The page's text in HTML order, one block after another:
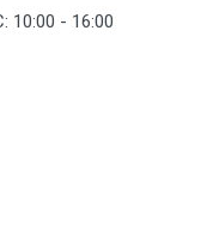
10:00 - 16:00